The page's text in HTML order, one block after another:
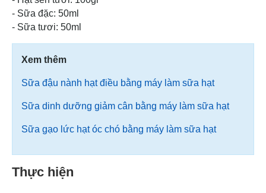
- Sữa đặc: 50ml
- Sữa tươi: 50ml
Xem thêm
Sữa đậu nành hạt điều bằng máy làm sữa hạt
Sữa dinh dưỡng giảm cân bằng máy làm sữa hạt
Sữa gạo lức hạt óc chó bằng máy làm sữa hạt
Thực hiện